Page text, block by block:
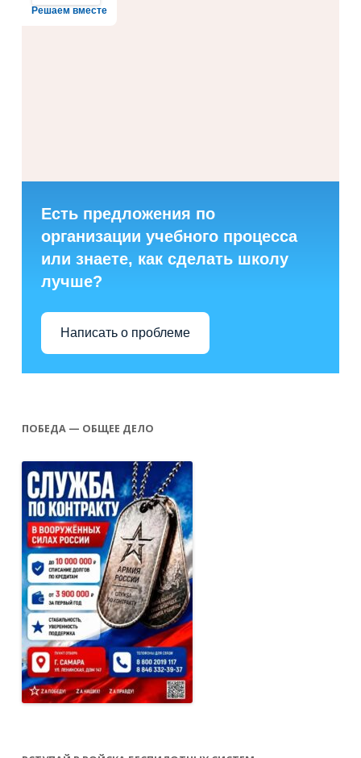
Решаем вместе
Есть предложения по
организации учебного процесса
или знаете, как сделать школу
лучше?
Написать о проблеме
ПОБЕДА — ОБЩЕЕ ДЕЛО